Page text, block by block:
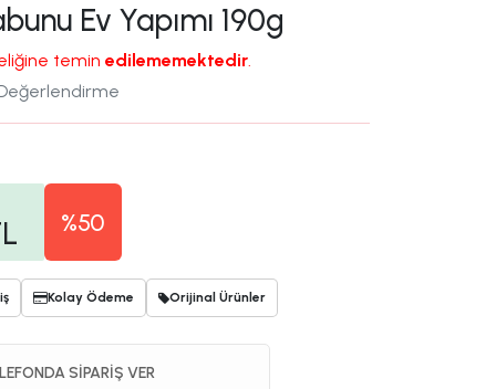
Ev Yapımı 190g
temin edilememektedir.
%50
Kolay Ödeme Orijinal Ürünler
SİPARİŞ VER